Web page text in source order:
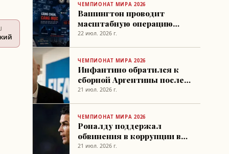
ЧЕМПИОНАТ МИРА 2026
Вашингтон проводит
масштабную операцию
против нелегального
22 июл. 2026 г.
ЧЕМПИОНАТ МИРА 2026
Инфантино обратился к
сборной Аргентины после
финала ЧМ
21 июл. 2026 г.
ЧЕМПИОНАТ МИРА 2026
Роналду поддержал
обвинения в коррупции в
ФИФА и в адрес Месси
21 июл. 2026 г.